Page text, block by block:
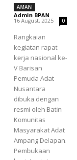
AMAN
Admin BPAN -
16 August, 2025 0
Rangkaian
kegiatan rapat
kerja nasional ke-
V Barisan
Pemuda Adat
Nusantara
dibuka dengan
resmi oleh Batin
Komunitas
Masyarakat Adat
Ampang Delapan.
Pembukaan